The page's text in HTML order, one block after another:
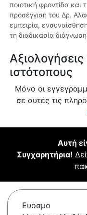
ποιοτική φροντίδα και
προσέγγιση του Δρ.
εμπειρία,
τη διαδικασία
ιστότοπους
Μόνο οι
σε αυτές τις
Αυτή
Συγχαρητήρια!
Ευοσμο